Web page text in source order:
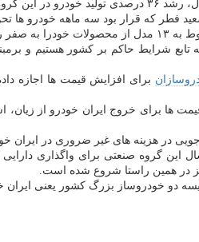
از ۱۷۰ هزار
فطر که قرار بود سه ماهه خودرو ها
صفر برساند.
تابع شرایط حاکم بر کشور هستیم و
برای افزایش قیمت ها اجازه
ها برای خروج ایران خودرو از
در هزینه های غیر ضروری در ایران
این گروه صنعتی برای واگذاری
در همین راستا شروع شده است.
بزرگ کشور یعنی ایران خودرو و سایپا بیش از ۹۴